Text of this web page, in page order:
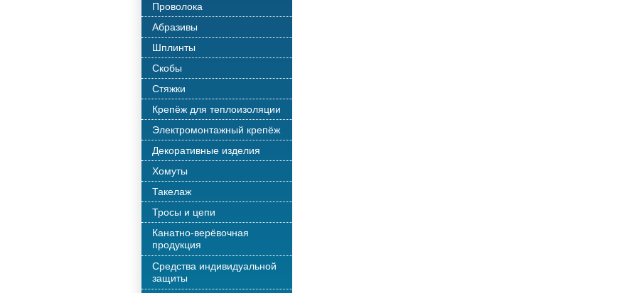
Проволока
Абразивы
Шплинты
Скобы
Стяжки
Крепёж для теплоизоляции
Электромонтажный крепёж
Декоративные изделия
Хомуты
Такелаж
Тросы и цепи
Канатно-верёвочная
продукция
Средства индивидуальной
защиты